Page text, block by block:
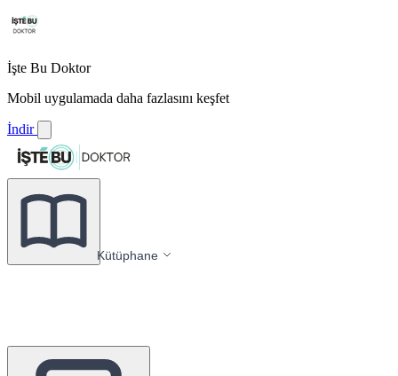
İşte Bu Doktor
Mobil uygulamada daha fazlasını keşfet
İndir
Kütüphane